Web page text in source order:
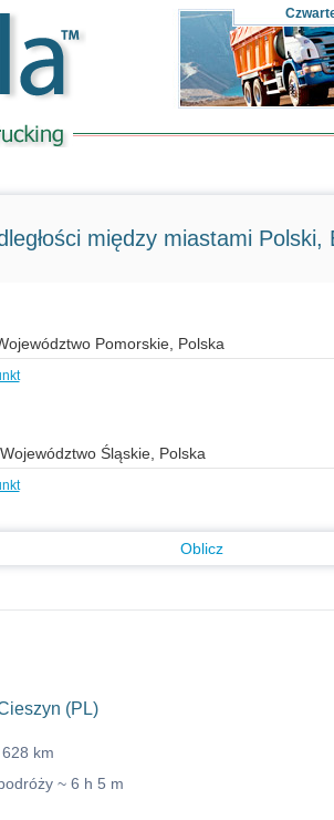
między miastami Polski,
Oblicz
(PL)
628 km
~ 6 h 5 m